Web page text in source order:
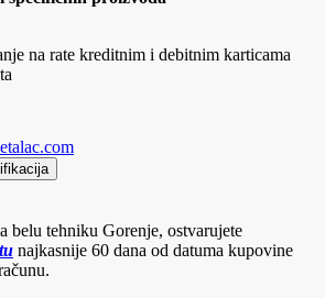
na rate kreditnim i debitnim karticama
belu tehniku Gorenje, ostvarujete
najkasnije 60 dana od datuma kupovine